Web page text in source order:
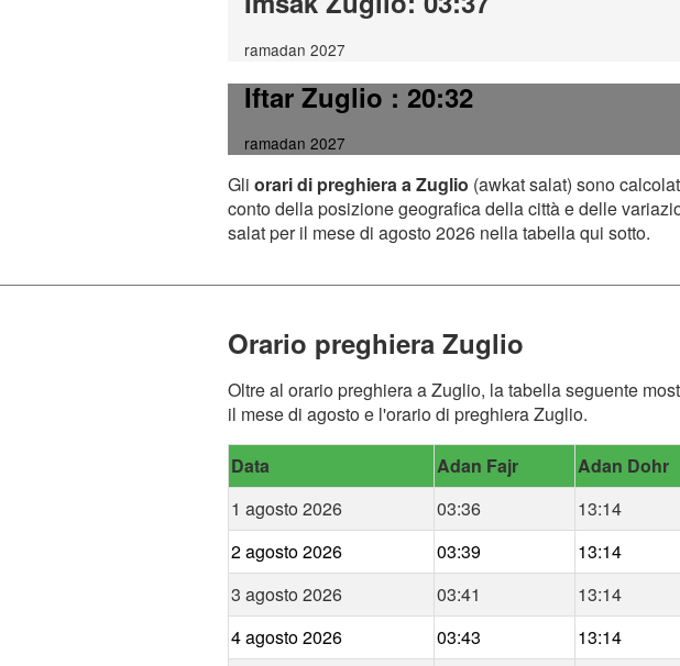
ramadan 2027
Iftar Zuglio: 20:32
ramadan 2027
Gli orari di preghiera a Zuglio (awkat salat) sono
conto della posizione geografica della città e delle
salat per il mese di agosto 2026 nella tabella qui sotto.
Orario preghiera Zuglio
Oltre al orario preghiera a Zuglio, la tabella seguente
il mese di agosto e l'orario di preghiera Zuglio.
Data Adan Fajr Adan Dohr
1 agosto 2026
03:36 13:14
2 agosto 2026
03:39 13:14
3 agosto 2026
03:41 13:14
4 agosto 2026
03:43 13:14